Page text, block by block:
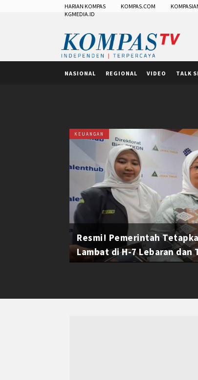
HARIAN KOMPAS KOMPAS.COM
KGMEDIA.ID
NASIONAL REGIONAL VIDEO TALK
KEUANGAN
Resmi! Pemerintah
Lambat di H-7 Lebaran dan